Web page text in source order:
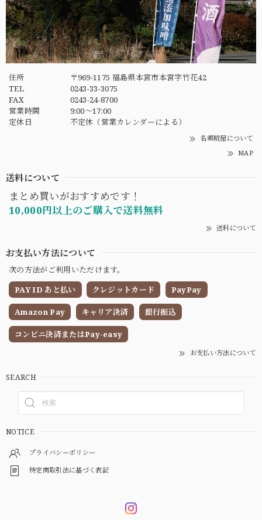
住所
〒969-1175 福島県本宮市本宮字竹花42
TEL
0243-33-3075
FAX
0243-24-8700
営業時間
9:00〜17:00
定休日
不定休（営業カレンダーによる）
名郷糀屋について
MAP
送料について
まとめ買いがおすすめです！
10,000円以上のご購入で送料無料
送料について
お支払い方法について
次の方法がご利用いただけます。
PAY ID あと払い
クレジットカード PayPay
Amazon Pay キャリア決済 銀行振込
コンビニ決済またはPay-easy
お支払い方法について
SEARCH
NOTICE
プライバシーポリシー
特定商取引法に基づく表記